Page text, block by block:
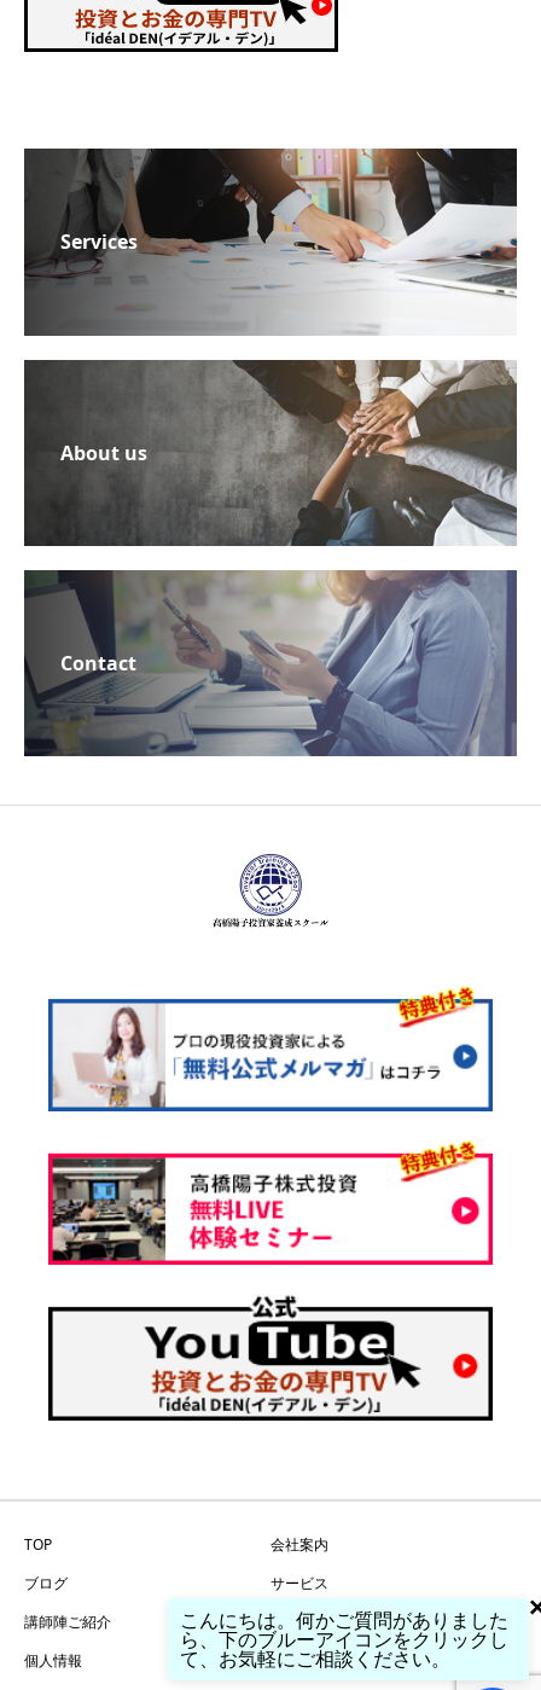
Services
About us
Contact
TOP
会社案内
ブログ
サービス
講師陣ご紹介
問い合わせ
個人情報
特商法
こんにちは。何かご質問がありました
ら、下のブルーアイコンをクリックし
て、お気軽にご相談ください。